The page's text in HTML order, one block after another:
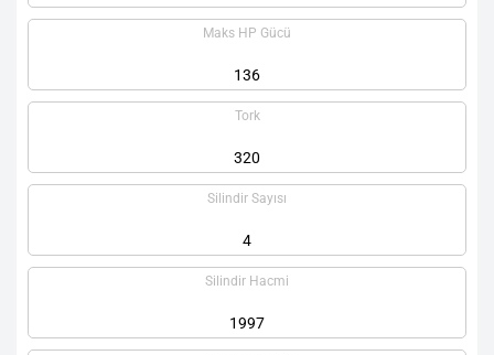
Maks HP Gücü
136
Tork
320
Silindir Sayısı
4
Silindir Hacmi
1997